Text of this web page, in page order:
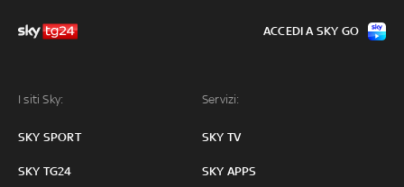
I siti Sky:
SKY SPORT
SKY TG24
Servizi:
SKY TV
SKY APPS
ACCEDI A SKY GO